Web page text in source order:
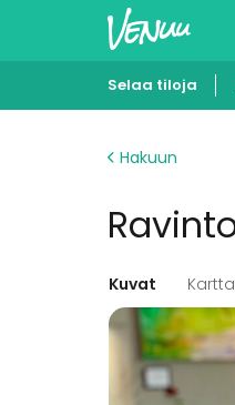
Selaa tiloja
Hakuun
Kuvat Kartta